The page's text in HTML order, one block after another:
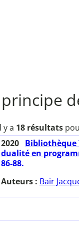
principe
y a 18 résultats
2020
Bibliothèque
dualité en
86-88.
Auteurs : Bair